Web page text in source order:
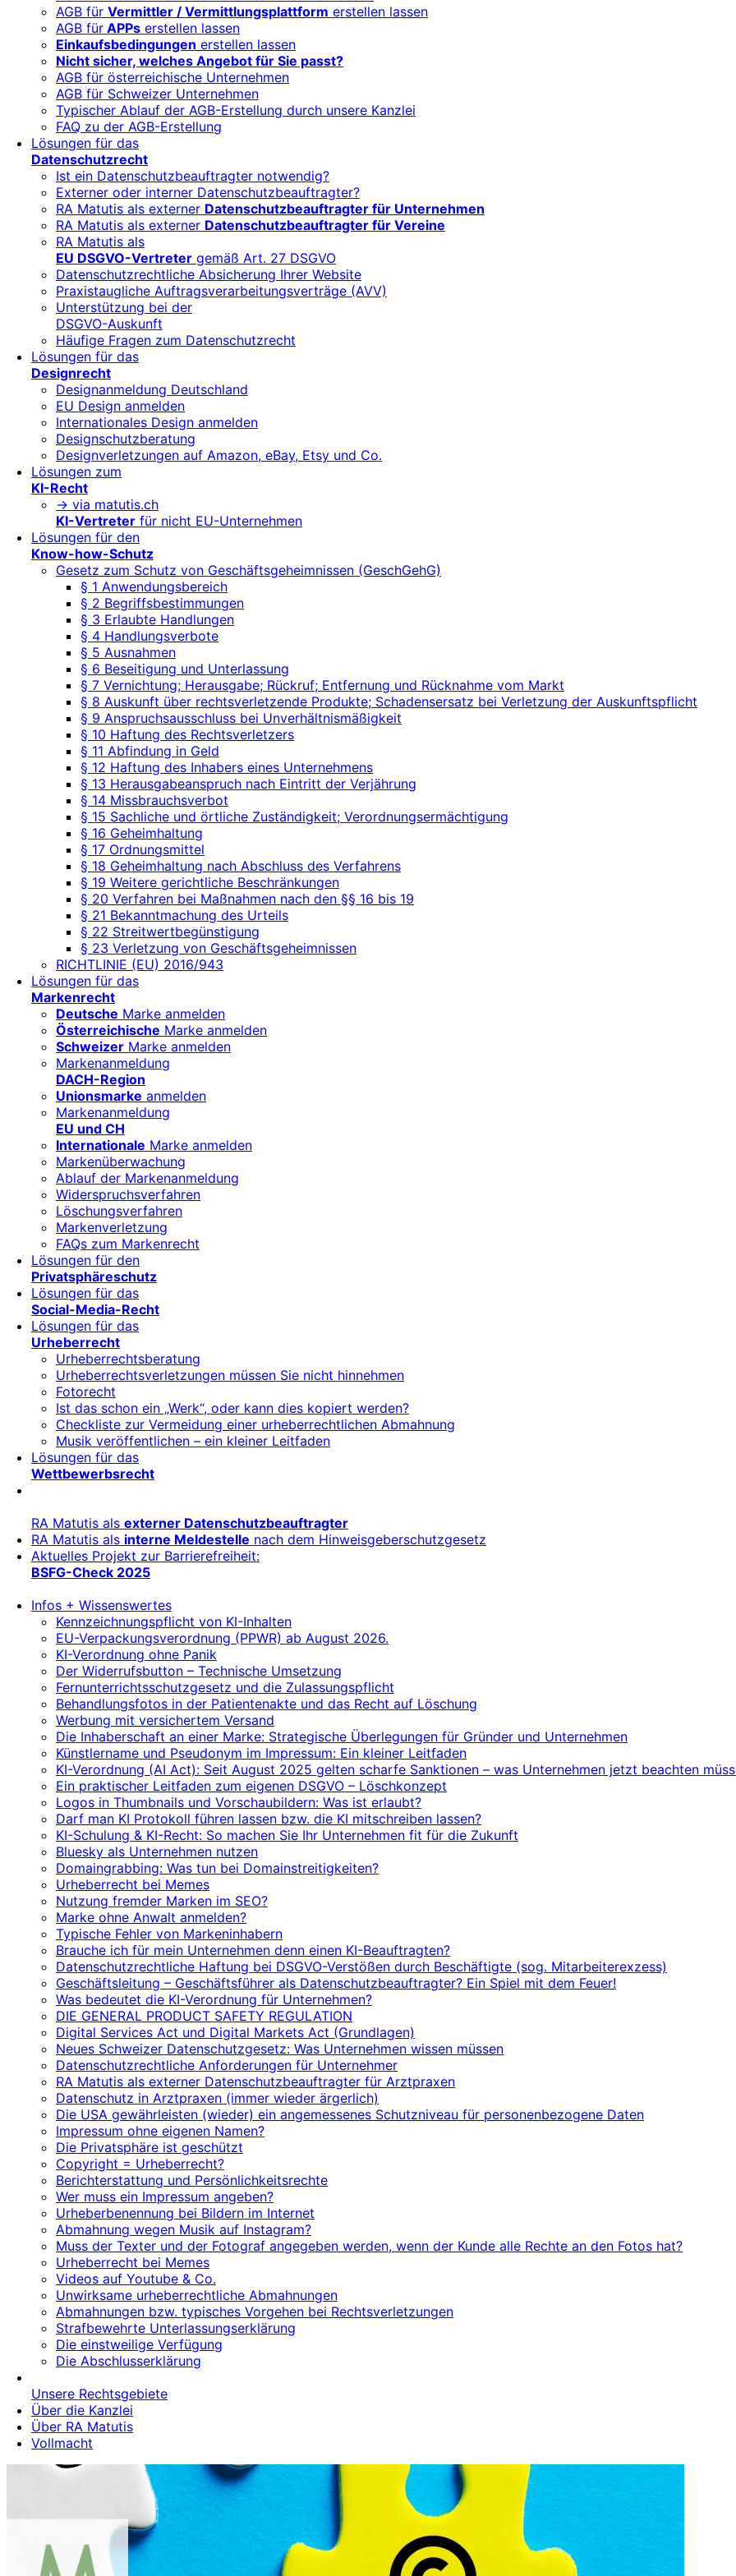
AGB für Vermittler / Vermittlungsplattform erstellen lassen
AGB für APPs erstellen lassen
Einkaufsbedingungen erstellen lassen
Nicht sicher, welches Angebot für Sie passt?
AGB für österreichische Unternehmen
AGB für Schweizer Unternehmen
Typischer Ablauf der AGB-Erstellung durch unsere Kanzlei
FAQ zu der AGB-Erstellung
Lösungen für das
Datenschutzrecht
Ist ein Datenschutzbeauftragter notwendig?
Externer oder interner Datenschutzbeauftragter?
RA Matutis als externer Datenschutzbeauftragter für Unternehmen
RA Matutis als externer Datenschutzbeauftragter für Vereine
RA Matutis als
EU DSGVO-Vertreter gemäß Art. 27 DSGVO
Datenschutzrechtliche Absicherung Ihrer Website
Praxistaugliche Auftragsverarbeitungsverträge (AVV)
Unterstützung bei der
DSGVO-Auskunft
Häufige Fragen zum Datenschutzrecht
Lösungen für das
Designrecht
Designanmeldung Deutschland
EU Design anmelden
Internationales Design anmelden
Designschutzberatung
Designverletzungen auf Amazon, eBay, Etsy und Co.
Lösungen zum
KI-Recht
-> via matutis.ch
KI-Vertreter für nicht EU-Unternehmen
Lösungen für den
Know-how-Schutz
Gesetz zum Schutz von Geschäftsgeheimnissen (GeschGehG)
§ 1 Anwendungsbereich
§ 2 Begriffsbestimmungen
§ 3 Erlaubte Handlungen
§ 4 Handlungsverbote
§ 5 Ausnahmen
§ 6 Beseitigung und Unterlassung
§ 7 Vernichtung; Herausgabe; Rückruf; Entfernung und Rücknahme vom Markt
§ 8 Auskunft über rechtsverletzende Produkte; Schadensersatz bei Verletzung der Auskunftspflicht
§ 9 Anspruchsausschluss bei Unverhältnismäßigkeit
§ 10 Haftung des Rechtsverletzers
§ 11 Abfindung in Geld
§ 12 Haftung des Inhabers eines Unternehmens
§ 13 Herausgabeanspruch nach Eintritt der Verjährung
§ 14 Missbrauchsverbot
§ 15 Sachliche und örtliche Zuständigkeit; Verordnungsermächtigung
§ 16 Geheimhaltung
§ 17 Ordnungsmittel
§ 18 Geheimhaltung nach Abschluss des Verfahrens
§ 19 Weitere gerichtliche Beschränkungen
§ 20 Verfahren bei Maßnahmen nach den §§ 16 bis 19
§ 21 Bekanntmachung des Urteils
§ 22 Streitwertbegünstigung
§ 23 Verletzung von Geschäftsgeheimnissen
RICHTLINIE (EU) 2016/943
Lösungen für das
Markenrecht
Deutsche Marke anmelden
Österreichische Marke anmelden
Schweizer Marke anmelden
Markenanmeldung
DACH-Region
Unionsmarke anmelden
Markenanmeldung
EU und CH
Internationale Marke anmelden
Markenüberwachung
Ablauf der Markenanmeldung
Widerspruchsverfahren
Löschungsverfahren
Markenverletzung
FAQs zum Markenrecht
Lösungen für den
Privatsphäreschutz
Lösungen für das
Social-Media-Recht
Lösungen für das
Urheberrecht
Urheberrechtsberatung
Urheberrechtsverletzungen müssen Sie nicht hinnehmen
Fotorecht
Ist das schon ein „Werk“, oder kann dies kopiert werden?
Checkliste zur Vermeidung einer urheberrechtlichen Abmahnung
Musik veröffentlichen – ein kleiner Leitfaden
Lösungen für das
Wettbewerbsrecht
RA Matutis als externer Datenschutzbeauftragter
RA Matutis als interne Meldestelle nach dem Hinweisgeberschutzgesetz
Aktuelles Projekt zur Barrierefreiheit:
BSFG-Check 2025
Infos + Wissenswertes
Kennzeichnungspflicht von KI-Inhalten
EU-Verpackungsverordnung (PPWR) ab August 2026.
KI-Verordnung ohne Panik
Der Widerrufsbutton – Technische Umsetzung
Fernunterrichtsschutzgesetz und die Zulassungspflicht
Behandlungsfotos in der Patientenakte und das Recht auf Löschung
Werbung mit versichertem Versand
Die Inhaberschaft an einer Marke: Strategische Überlegungen für Gründer und Unternehmen
Künstlername und Pseudonym im Impressum: Ein kleiner Leitfaden
KI-Verordnung (AI Act): Seit August 2025 gelten scharfe Sanktionen – was Unternehmen jetzt beachten
Ein praktischer Leitfaden zum eigenen DSGVO – Löschkonzept
Logos in Thumbnails und Vorschaubildern: Was ist erlaubt?
Darf man KI Protokoll führen lassen bzw. die KI mitschreiben lassen?
KI-Schulung & KI-Recht: So machen Sie Ihr Unternehmen fit für die Zukunft
Bluesky als Unternehmen nutzen
Domaingrabbing: Was tun bei Domainstreitigkeiten?
Urheberrecht bei Memes
Nutzung fremder Marken im SEO?
Marke ohne Anwalt anmelden?
Typische Fehler von Markeninhabern
Brauche ich für mein Unternehmen denn einen KI-Beauftragten?
Datenschutzrechtliche Haftung bei DSGVO-Verstößen durch Beschäftigte (sog. Mitarbeiterexzess)
Geschäftsleitung – Geschäftsführer als Datenschutzbeauftragter? Ein Spiel mit dem Feuer!
Was bedeutet die KI-Verordnung für Unternehmen?
DIE GENERAL PRODUCT SAFETY REGULATION
Digital Services Act und Digital Markets Act (Grundlagen)
Neues Schweizer Datenschutzgesetz: Was Unternehmen wissen müssen
Datenschutzrechtliche Anforderungen für Unternehmer
RA Matutis als externer Datenschutzbeauftragter für Arztpraxen
Datenschutz in Arztpraxen (immer wieder ärgerlich)
Die USA gewährleisten (wieder) ein angemessenes Schutzniveau für personenbezogene Daten
Impressum ohne eigenen Namen?
Die Privatsphäre ist geschützt
Copyright = Urheberrecht?
Berichterstattung und Persönlichkeitsrechte
Wer muss ein Impressum angeben?
Urheberbenennung bei Bildern im Internet
Abmahnung wegen Musik auf Instagram?
Muss der Texter und der Fotograf angegeben werden, wenn der Kunde alle Rechte an den Fotos hat?
Urheberrecht bei Memes
Videos auf Youtube & Co.
Unwirksame urheberrechtliche Abmahnungen
Abmahnungen bzw. typisches Vorgehen bei Rechtsverletzungen
Strafbewehrte Unterlassungserklärung
Die einstweilige Verfügung
Die Abschlusserklärung
Unsere Rechtsgebiete
Über die Kanzlei
Über RA Matutis
Vollmacht